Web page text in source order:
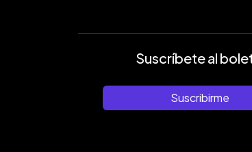
Suscríbete al
Suscribirme